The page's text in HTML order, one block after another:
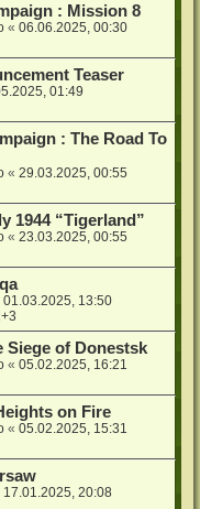
: Mission 8
«06.06.2025, 00:30
Teaser
01:49
: The Road To
«29.03.2025, 00:55
1944 “Tigerland”
«23.03.2025, 00:55
01.03.2025, 13:50
Siege of Donestsk
«05.02.2025, 16:21
on Fire
«05.02.2025, 15:31
17.01.2025, 20:08